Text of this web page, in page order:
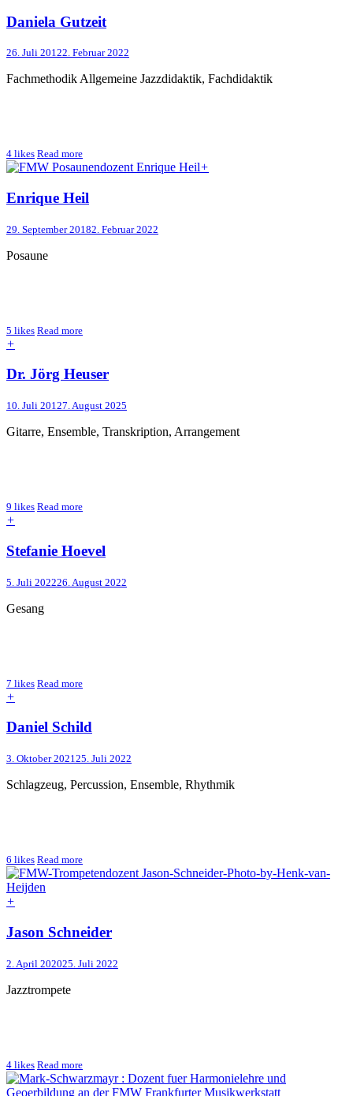
Daniela Gutzeit
26. Juli 20122. Februar 2022
Fachmethodik Allgemeine Jazzdidaktik, Fachdidaktik
4 likes Read more
+
Enrique Heil
29. September 20182. Februar 2022
Posaune
5 likes Read more
+
Dr. Jörg Heuser
10. Juli 20127. August 2025
Gitarre, Ensemble, Transkription, Arrangement
9 likes Read more
+
Stefanie Hoevel
5. Juli 202226. August 2022
Gesang
7 likes Read more
+
Daniel Schild
3. Oktober 202125. Juli 2022
Schlagzeug, Percussion, Ensemble, Rhythmik
6 likes Read more
+
Jason Schneider
2. April 202025. Juli 2022
Jazztrompete
4 likes Read more